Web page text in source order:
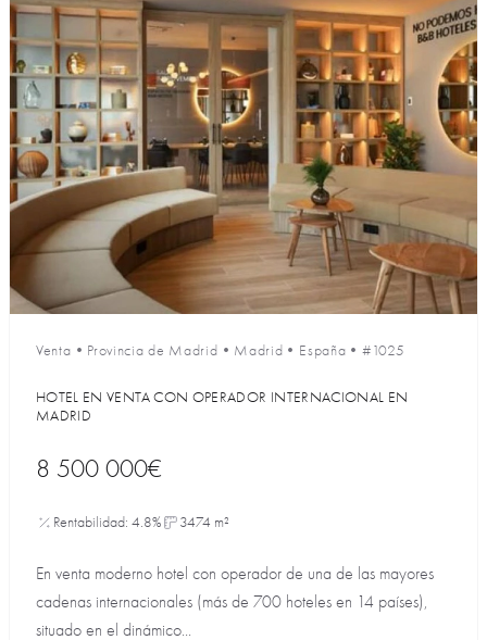
Venta • Provincia de Madrid • Madrid • España •#1025
HOTEL EN VENTA CON OPERADOR INTERNACIONAL EN
MADRID
8 500 000€
Rentabilidad: 4.8% 3474 m²
En venta moderno hotel con operador de una de las mayores
cadenas internacionales (más de 700 hoteles en 14 países),
situado en el dinámico...